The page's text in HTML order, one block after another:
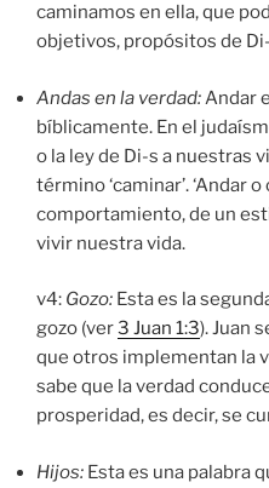
caminamos en ella, que
objetivos, propósitos de
Andas en la verdad:Andar
bíblicamente. En el
o la ley de Di-s a nuestras
término ‘caminar’. ‘Andar
comportamiento, de un
vivir nuestra vida.
v4: Gozo: Esta es la
gozo (ver3 Juan 1:3). Juan
que otros implementan la
sabe que la verdad
prosperidad, es decir, se
Hijos: Esta es una palabra